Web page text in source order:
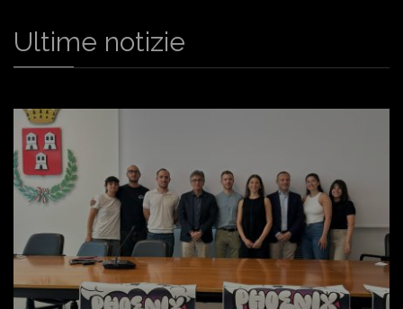
Ultime notizie